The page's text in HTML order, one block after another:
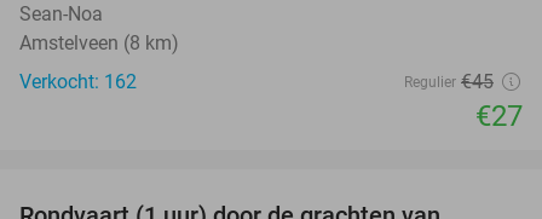
Sean-Noa
Amstelveen (8 km)
Verkocht: 162
Regulier €45
€27